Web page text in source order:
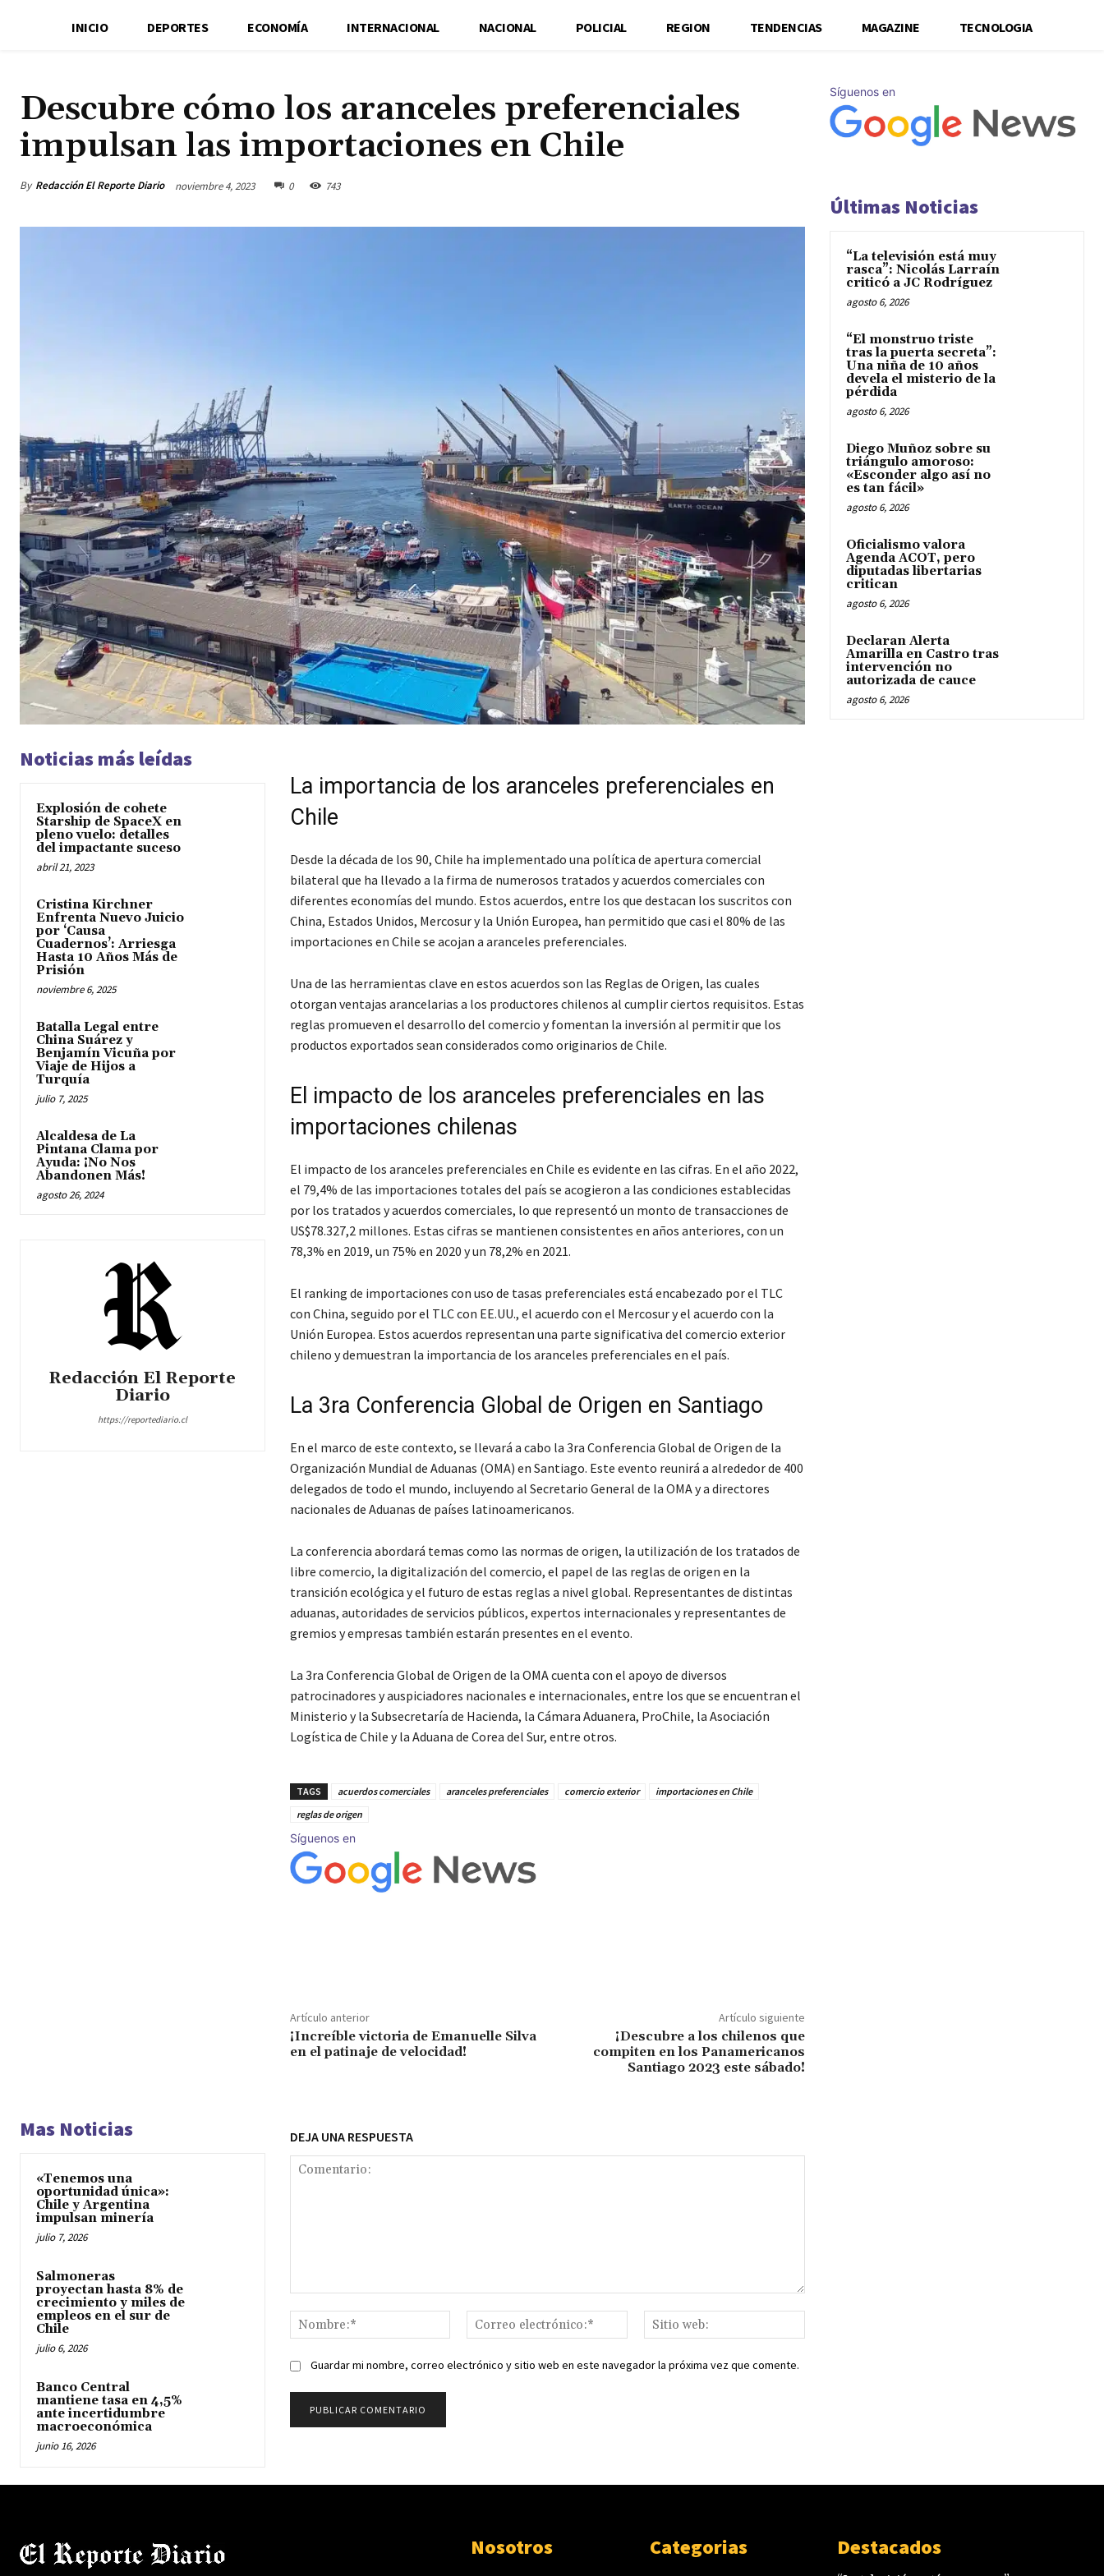
INICIO DEPORTES ECONOMÍA INTERNACIONAL NACIONAL POLICIAL REGION TENDENCIAS MAGAZINE TECNOLOGIA
Descubre cómo los aranceles preferenciales
impulsan las importaciones en Chile
By Redacción El Reporte Diario noviembre 4, 2023 0 743
Noticias más leídas
Explosión de cohete
Starship de SpaceX en
pleno vuelo: detalles
del impactante suceso
abril 21, 2023
Cristina Kirchner
Enfrenta Nuevo Juicio
por ‘Causa
Cuadernos’: Arriesga
Hasta 10 Años Más de
Prisión
noviembre 6, 2025
Batalla Legal entre
China Suárez y
Benjamín Vicuña por
Viaje de Hijos a
Turquía
julio 7, 2025
Alcaldesa de La
Pintana Clama por
Ayuda: ¡No Nos
Abandonen Más!
agosto 26, 2024
Redacción El Reporte
Diario
https://reportediario.cl
La importancia de los aranceles preferenciales en
Chile
Desde la década de los 90, Chile ha implementado una política de apertura comercial
bilateral que ha llevado a la firma de numerosos tratados y acuerdos comerciales con
diferentes economías del mundo. Estos acuerdos, entre los que destacan los suscritos con
China, Estados Unidos, Mercosur y la Unión Europea, han permitido que casi el 80% de las
importaciones en Chile se acojan a aranceles preferenciales.
Una de las herramientas clave en estos acuerdos son las Reglas de Origen, las cuales
otorgan ventajas arancelarias a los productores chilenos al cumplir ciertos requisitos. Estas
reglas promueven el desarrollo del comercio y fomentan la inversión al permitir que los
productos exportados sean considerados como originarios de Chile.
El impacto de los aranceles preferenciales en las
importaciones chilenas
El impacto de los aranceles preferenciales en Chile es evidente en las cifras. En el año 2022,
el 79,4% de las importaciones totales del país se acogieron a las condiciones establecidas
por los tratados y acuerdos comerciales, lo que representó un monto de transacciones de
US$78.327,2 millones. Estas cifras se mantienen consistentes en años anteriores, con un
78,3% en 2019, un 75% en 2020 y un 78,2% en 2021.
El ranking de importaciones con uso de tasas preferenciales está encabezado por el TLC
con China, seguido por el TLC con EE.UU., el acuerdo con el Mercosur y el acuerdo con la
Unión Europea. Estos acuerdos representan una parte significativa del comercio exterior
chileno y demuestran la importancia de los aranceles preferenciales en el país.
La 3ra Conferencia Global de Origen en Santiago
En el marco de este contexto, se llevará a cabo la 3ra Conferencia Global de Origen de la
Organización Mundial de Aduanas (OMA) en Santiago. Este evento reunirá a alrededor de 400
delegados de todo el mundo, incluyendo al Secretario General de la OMA y a directores
nacionales de Aduanas de países latinoamericanos.
La conferencia abordará temas como las normas de origen, la utilización de los tratados de
libre comercio, la digitalización del comercio, el papel de las reglas de origen en la
transición ecológica y el futuro de estas reglas a nivel global. Representantes de distintas
aduanas, autoridades de servicios públicos, expertos internacionales y representantes de
gremios y empresas también estarán presentes en el evento.
La 3ra Conferencia Global de Origen de la OMA cuenta con el apoyo de diversos
patrocinadores y auspiciadores nacionales e internacionales, entre los que se encuentran el
Ministerio y la Subsecretaría de Hacienda, la Cámara Aduanera, ProChile, la Asociación
Logística de Chile y la Aduana de Corea del Sur, entre otros.
TAGS acuerdos comerciales aranceles preferenciales comercio exterior
importaciones en Chile
reglas de origen
Síguenos en
Artículo anterior
¡Increíble victoria de Emanuelle Silva
en el patinaje de velocidad!
Artículo siguiente
¡Descubre a los chilenos que
compiten en los Panamericanos
Santiago 2023 este sábado!
Mas Noticias
«Tenemos una
oportunidad única»:
Chile y Argentina
impulsan minería
julio 7, 2026
Salmoneras
proyectan hasta 8% de
crecimiento y miles de
empleos en el sur de
Chile
julio 6, 2026
Banco Central
mantiene tasa en 4,5%
ante incertidumbre
macroeconómica
junio 16, 2026
DEJA UNA RESPUESTA
Nombre:*
Correo
electrónico:*
web:
Guardar mi nombre, correo electrónico y sitio web en este navegador la próxima vez que comente.
Síguenos en
Últimas Noticias
“La televisión está muy
rasca”: Nicolás Larraín
criticó a JC Rodríguez
agosto 6, 2026
“El monstruo triste
tras la puerta secreta”:
Una niña de 10 años
devela el misterio de la
pérdida
agosto 6, 2026
Diego Muñoz sobre su
triángulo amoroso:
«Esconder algo así no
es tan fácil»
agosto 6, 2026
Oficialismo valora
Agenda ACOT, pero
diputadas libertarias
critican
agosto 6, 2026
Declaran Alerta
Amarilla en Castro tras
intervención no
autorizada de cauce
agosto 6, 2026
Nosotros Categorias Destacados